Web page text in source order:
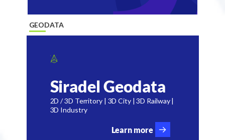
GEODATA
Siradel Geodata
2D / 3D Territory | 3D City | 3D Railway |
3D Industry
Learn more